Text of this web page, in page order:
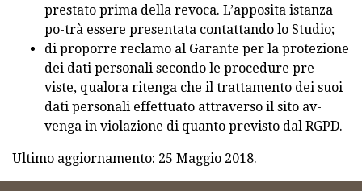
prestato prima della revoca. L’apposita istanza
po-trà essere presentata contattando lo Studio;
di proporre reclamo al Garante per la protezione
dei dati personali secondo le procedure pre-
viste, qualora ritenga che il trattamento dei suoi
dati personali effettuato attraverso il sito av-
venga in violazione di quanto previsto dal RGPD.
Ultimo aggiornamento: 25 Maggio 2018.